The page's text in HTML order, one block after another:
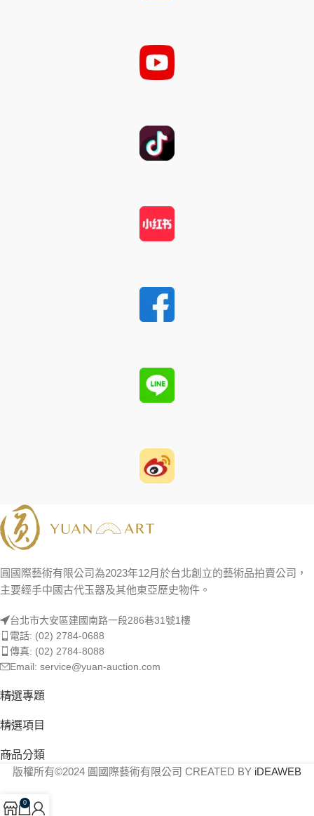
圓國際藝術有限公司為2023年12月於台北創立的藝術品拍賣公司，
主要經手中國古代玉器及其他東亞歷史物件。
台北市大安區建國南路一段286巷31號1樓
電話: (02) 2784-0688
傳真: (02) 2784-8088
Email: service@yuan-auction.com
精選專題
精選項目
商品分類
版權所有©2024 圓國際藝術有限公司 CREATED BY iDEAWEB
0